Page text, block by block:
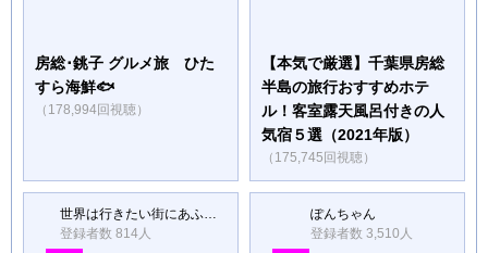
房総･銚子 グルメ旅 ひた
すら海鮮🐟
（178,994回視聴）
【本気で厳選】千葉県房総
半島の旅行おすすめホテ
ル！客室露天風呂付きの人
気宿５選（2021年版）
（175,745回視聴）
世界は行きたい街にあふれてる / Dream Destinations - TaigaK
登録者数 814人
ぽんちゃん
登録者数 3,510人